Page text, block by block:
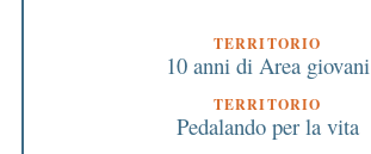
TERRITORIO
10 anni di Area giovani
TERRITORIO
Pedalando per la vita